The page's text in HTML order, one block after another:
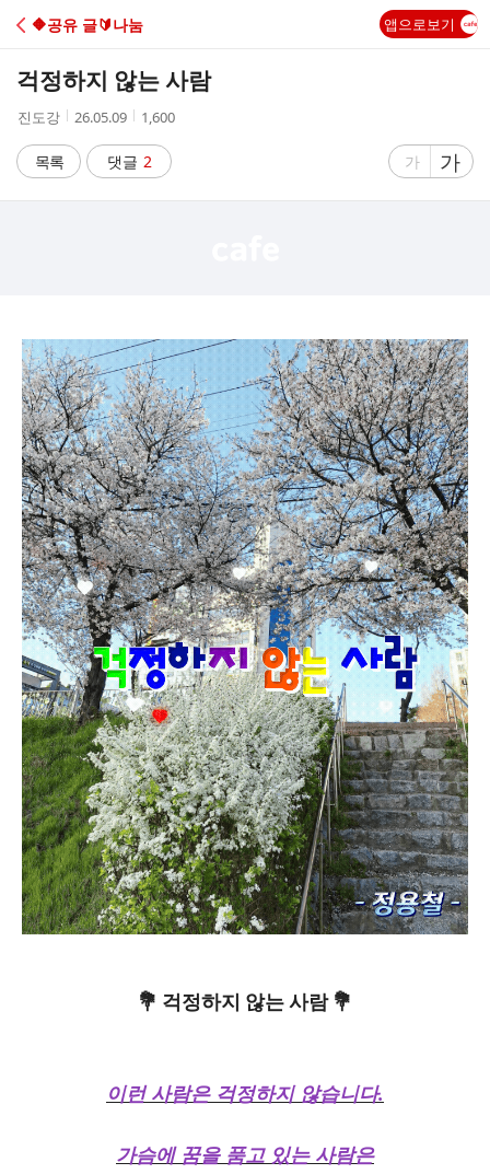
C
A
🔶️공유 글🔰나눔 앱으로보기
걱정하지 않는 사람
작
자
진도강
작
시
간
26.05.09
조
수
1,600
목록 댓글 2
글
가
글
자
가
💐 걱정하지 않는 사람 💐
이런 사람은 걱정하지 않습니다.
가슴에 꿈을 품고 있는 사람은